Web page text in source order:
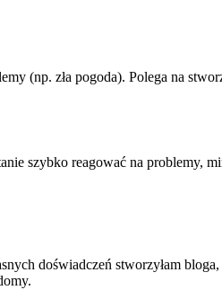
(np. zła pogoda). Polega na
szybko reagować na problemy,
doświadczeń stworzyłam